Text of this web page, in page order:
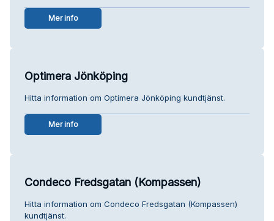
Mer info
Optimera Jönköping
Hitta information om Optimera Jönköping kundtjänst.
Mer info
Condeco Fredsgatan (Kompassen)
Hitta information om Condeco Fredsgatan (Kompassen)
kundtjänst.